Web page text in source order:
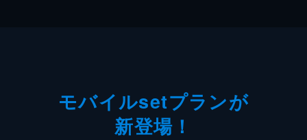
モバイルsetプランが
新登場！